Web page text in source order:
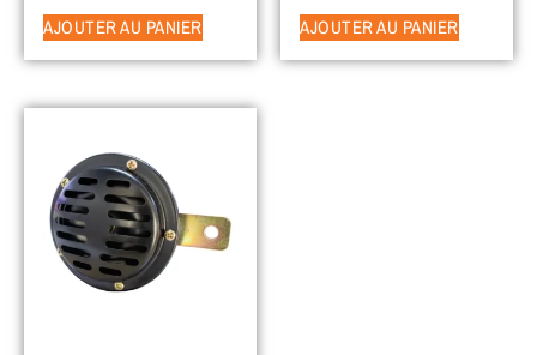
AJOUTER AU PANIER AJOUTER AU PANIER